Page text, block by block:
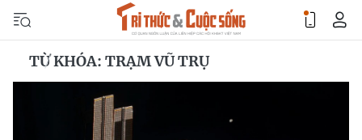
TỪ KHÓA: TRẠM VŨ TRỤ